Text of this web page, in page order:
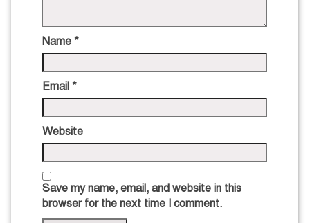
Name *
Email *
Website
Save my name, email, and website in this
browser for the next time I comment.